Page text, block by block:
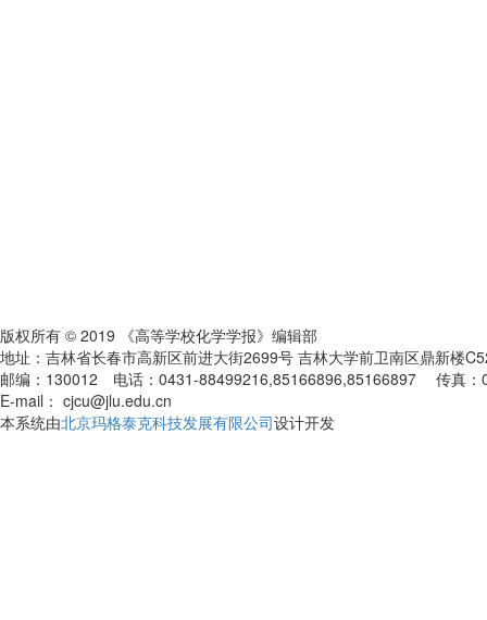
版权所有 © 2019 《高等学校化学学报》编辑部
地址：吉林省长春市高新区前进大街2699号 吉林大学前卫南区鼎新楼
邮编：130012 电话：0431-88499216,85166896,85166897 传真
E-mail： cjcu@jlu.edu.cn
本系统由北京玛格泰克科技发展有限公司设计开发